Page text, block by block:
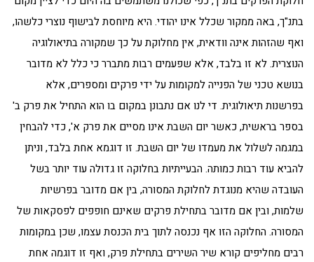
בתנ"ך, באה ממקור שכלל אינו יהודי. היא מיוחסת לבישוף נוצרי כלשהו,
ואף שהזהות אינה וודאית, אין מחלוקת על כך שמקורה בתיאולוגיה
הנוצרית. לא זו בלבד, אלא שפעמים רבות מתברר כי כלל לא מדובר
בנושא טכני של הפנייה למקומות על ידי פרקים ומספרים, אלא
בפרשנות תיאולוגית. די לנו אם נתבונן במקום בו הוא התחיל את פרק ב'
בספר בראשית, כאשר יום השבת אינו מסיים את פרק א', כדי להבחין
במגמה לשלול את מעמדו של יום השבת. זו דוגמא אחת בלבד, וניתן
להביא עוד רבות כמותה. הבעייתיות בחלוקה זו גדולה עוד יותר בשל
העובדה שהיא מנוגדת לחלוקת המסורה, בין אם מדובר בפרשיות
שלמות, ובין אם מדובר בתחילת פרקים שאינם חופפים לפסקאות של
המסורה. החלוקה הזו אף נכנסה לתוך בית הכנסת עצמו, שכן במקומות
רבים מחליפים קורא שיר השירים בתחילת פרק, ואף זו דוגמה אחת